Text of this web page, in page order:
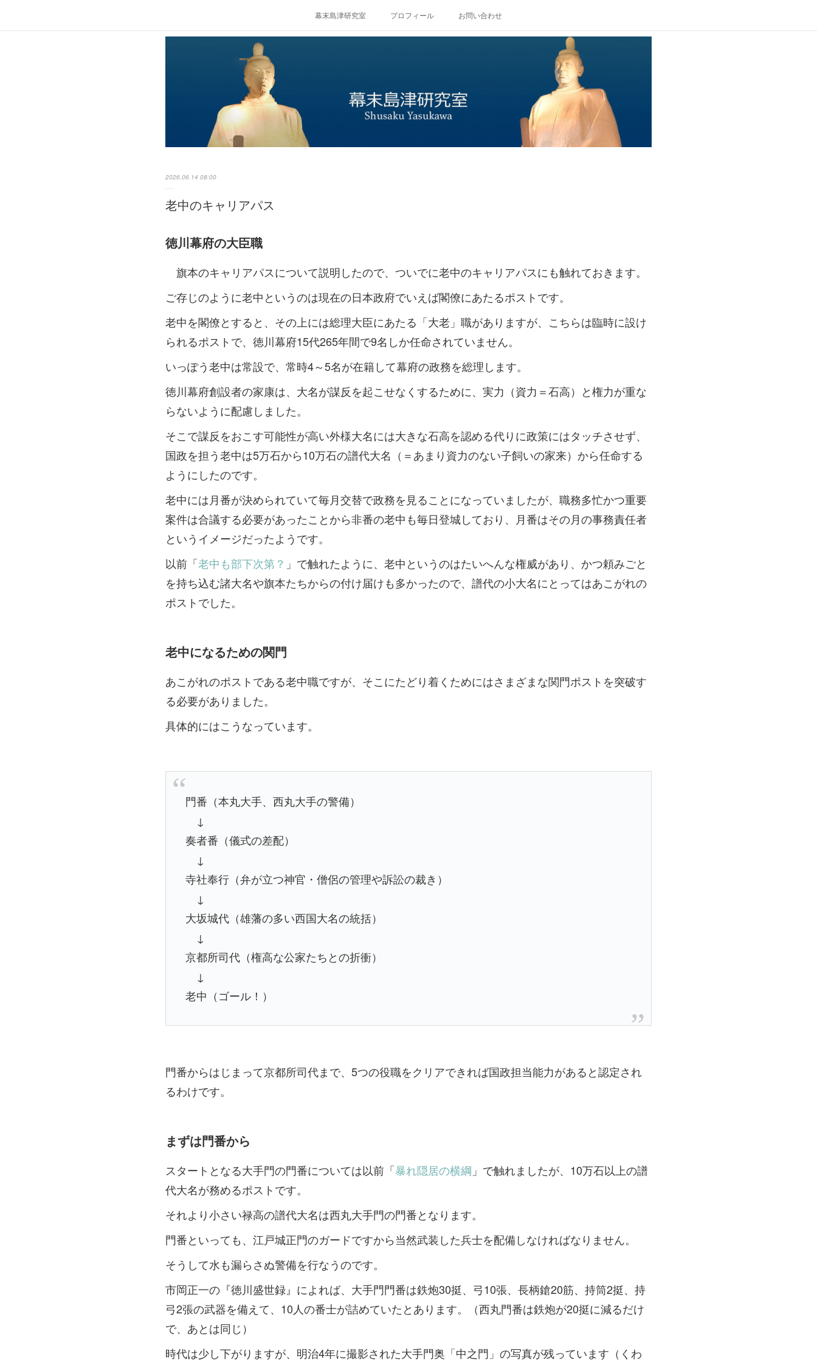
幕末島津研究室 プロフィール お問い合わせ
2026.06.14 08:00
老中のキャリアパス
徳川幕府の大臣職
旗本のキャリアパスについて説明したので、ついでに老中のキャリアパスにも触れておきます。
ご存じのように老中というのは現在の日本政府でいえば閣僚にあたるポストです。
老中を閣僚とすると、その上には総理大臣にあたる「大老」職がありますが、こちらは臨時に設け
られるポストで、徳川幕府15代265年間で9名しか任命されていません。
いっぽう老中は常設で、常時4～5名が在籍して幕府の政務を総理します。
徳川幕府創設者の家康は、大名が謀反を起こせなくするために、実力（資力＝石高）と権力が重な
らないように配慮しました。
そこで謀反をおこす可能性が高い外様大名には大きな石高を認める代りに政策にはタッチさせず、
国政を担う老中は5万石から10万石の譜代大名（＝あまり資力のない子飼いの家来）から任命する
ようにしたのです。
老中には月番が決められていて毎月交替で政務を見ることになっていましたが、職務多忙かつ重要
案件は合議する必要があったことから非番の老中も毎日登城しており、月番はその月の事務責任者
というイメージだったようです。
以前「老中も部下次第？ 」で触れたように、老中というのはたいへんな権威があり、かつ頼みごと
を持ち込む諸大名や旗本たちからの付け届けも多かったので、譜代の小大名にとってはあこがれの
ポストでした。
老中になるための関門
あこがれのポストである老中職ですが、そこにたどり着くためにはさまざまな関門ポストを突破す
る必要がありました。
具体的にはこうなっています。
門番（本丸大手、西丸大手の警備）
↓
奏者番（儀式の差配）
↓
寺社奉行（弁が立つ神官・僧侶の管理や訴訟の裁き）
↓
大坂城代（雄藩の多い西国大名の統括）
↓
京都所司代（権高な公家たちとの折衝）
↓
老中（ゴール！）
門番からはじまって京都所司代まで、5つの役職をクリアできれば国政担当能力があると認定され
るわけです。
まずは門番から
スタートとなる大手門の門番については以前「暴れ隠居の横綱 」で触れましたが、10万石以上の譜
代大名が務めるポストです。
それより小さい禄高の譜代大名は西丸大手門の門番となります。
門番といっても、江戸城正門のガードですから当然武装した兵士を配備しなければなりません。
そうして水も漏らさぬ警備を行なうのです。
市岡正一の『徳川盛世録』によれば、大手門門番は鉄炮30挺、弓10張、長柄鎗20筋、持筒2挺、持
弓2張の武器を備えて、10人の番士が詰めていたとあります。（西丸門番は鉄炮が20挺に減るだけ
で、あとは同じ）
時代は少し下がりますが、明治4年に撮影された大手門奥「中之門」の写真が残っています（くわ